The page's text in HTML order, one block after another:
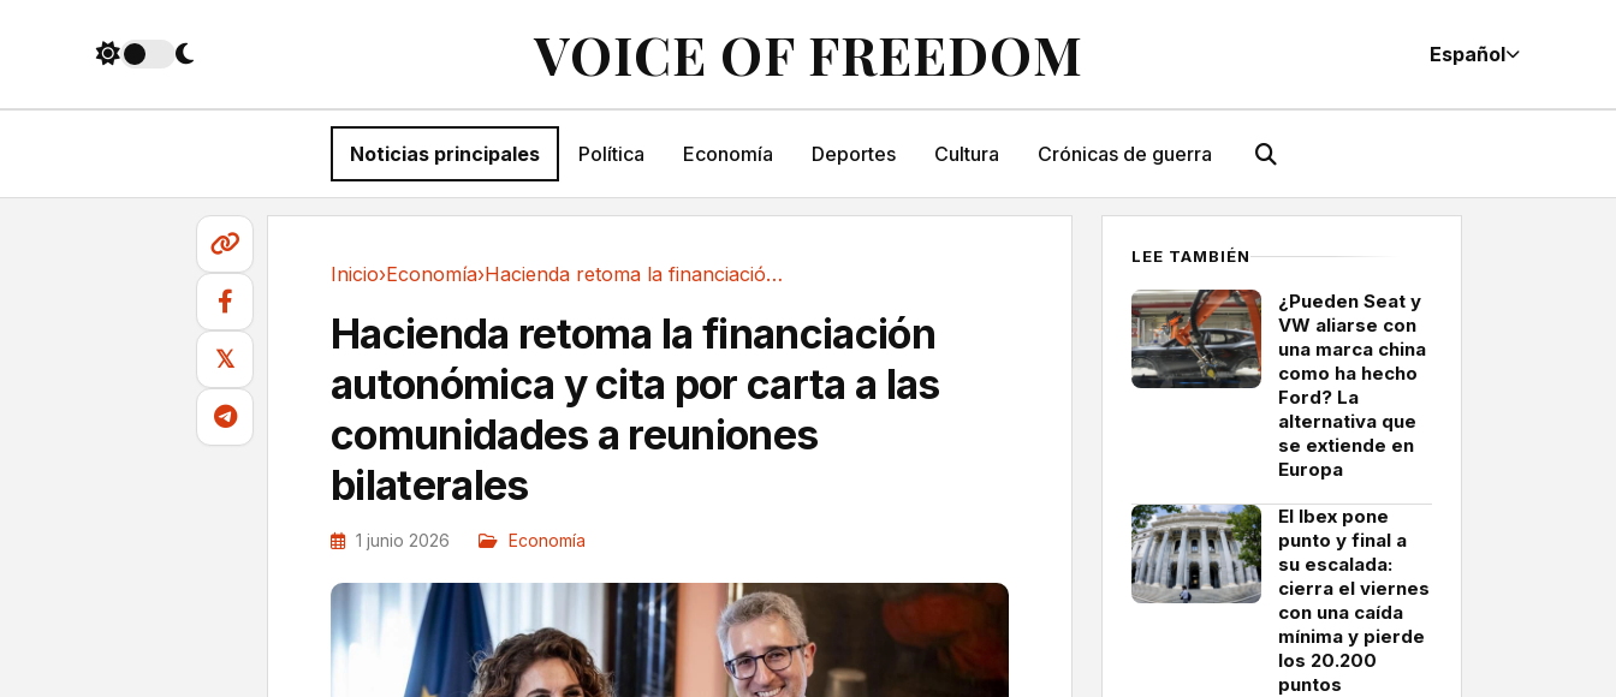
VOICE OF FREEDOM Español
Noticias principales Política Economía Deportes Cultura Crónicas de guerra
𝕏
Inicio›Economía› Hacienda retoma la financiación autonómica y...
Hacienda retoma la financiación
autonómica y cita por carta a las
comunidades a reuniones
bilaterales
1 junio 2026 Economía
LEE TAMBIÉN
¿Pueden Seat y
VW aliarse con
una marca china
como ha hecho
Ford? La
alternativa que
se extiende en
Europa
El Ibex pone
punto y final a
su escalada:
cierra el viernes
con una caída
mínima y pierde
los 20.200
puntos